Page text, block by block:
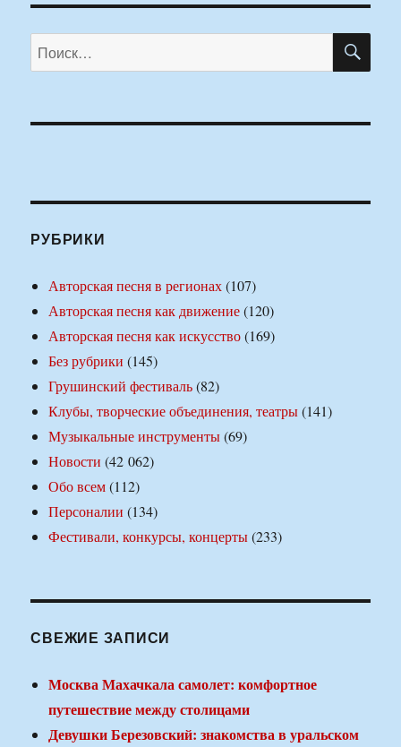
Искать:
РУБРИКИ
Авторская песня в регионах(107)
Авторская песня как движение(120)
Авторская песня как искусство(169)
Без рубрики (145)
Грушинский фестиваль(82)
Клубы, творческие объединения, театры(141)
Музыкальные инструменты(69)
Новости (42 062)
Обо всем(112)
Персоналии (134)
Фестивали, конкурсы, концерты(233)
СВЕЖИЕ ЗАПИСИ
Москва Махачкала самолет: комфортное
путешествие между столицами
Девушки Березовский: знакомства в уральском